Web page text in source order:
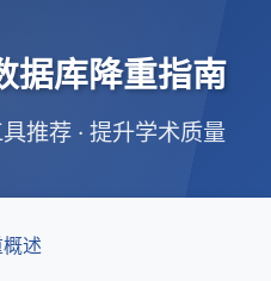
据库降重指南
推荐 · 提升学术质量
述